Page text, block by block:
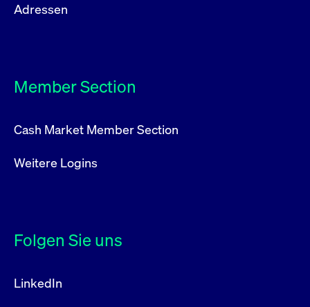
Adressen
Member Section
Cash Market Member Section
Weitere Logins
Folgen Sie uns
LinkedIn